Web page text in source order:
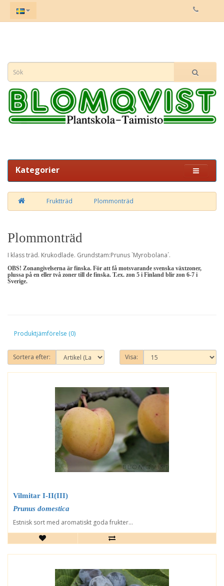
Kategorier
Fruktträd Plommonträd
Plommonträd
I klass träd. Krukodlade. Grundstam:Prunus `Myrobolana´.
OBS! Zonangivelserna är finska. För att få motsvarande svenska växtzoner,
plussa på en eller två zoner till de finska. T.ex. zon 5 i Finland blir zon 6-7 i
Sverige.
Produktjämförelse (0)
Sortera efter: Visa:
Vilmitar I-II(III)
Prunus domestica
Estnisk sort med aromatiskt goda frukter...